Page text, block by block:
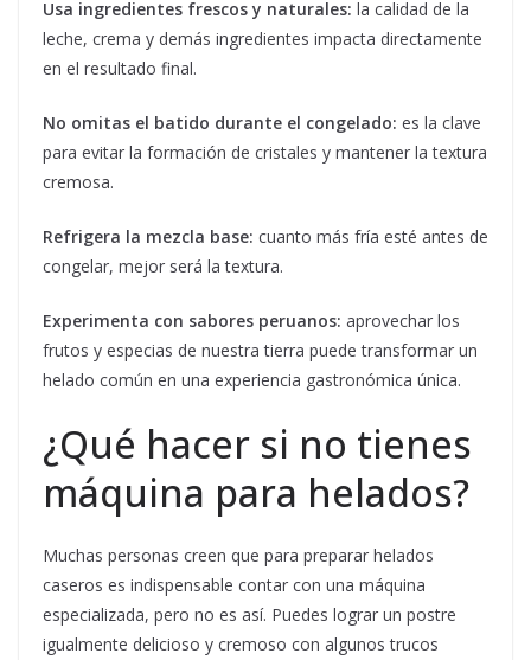
Usa ingredientes frescos y naturales: la calidad de la
leche, crema y demás ingredientes impacta directamente
en el resultado final.
No omitas el batido durante el congelado: es la clave
para evitar la formación de cristales y mantener la textura
cremosa.
Refrigera la mezcla base: cuanto más fría esté antes de
congelar, mejor será la textura.
Experimenta con sabores peruanos: aprovechar los
frutos y especias de nuestra tierra puede transformar un
helado común en una experiencia gastronómica única.
¿Qué hacer si no tienes
máquina para helados?
Muchas personas creen que para preparar helados
caseros es indispensable contar con una máquina
especializada, pero no es así. Puedes lograr un postre
igualmente delicioso y cremoso con algunos trucos